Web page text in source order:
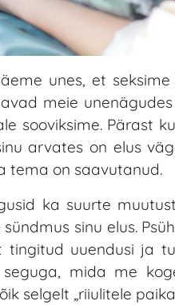
unes, et
meie
sooviksime. Pärast
arvates on elus
tema on saavutanud.
ka suurte
sinu elus.
uuendusi ja
mida me
selgelt „riiulitele